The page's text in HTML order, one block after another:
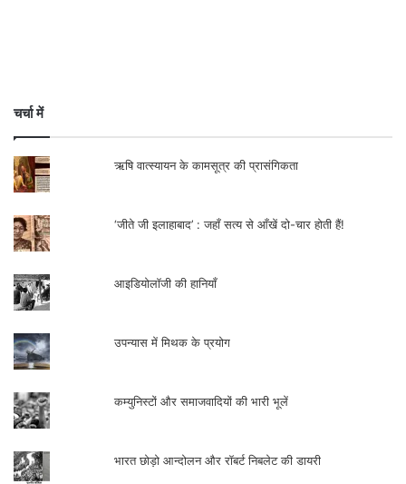
चर्चा में
ऋषि वात्स्यायन के कामसूत्र की प्रासंगिकता
‘जीते जी इलाहाबाद’ : जहाँ सत्य से आँखें दो-चार होती हैं!
आइडियोलॉजी की हानियाँ
उपन्यास में मिथक के प्रयोग
कम्युनिस्टों और समाजवादियों की भारी भूलें
भारत छोड़ो आन्दोलन और रॉबर्ट निबलेट की डायरी